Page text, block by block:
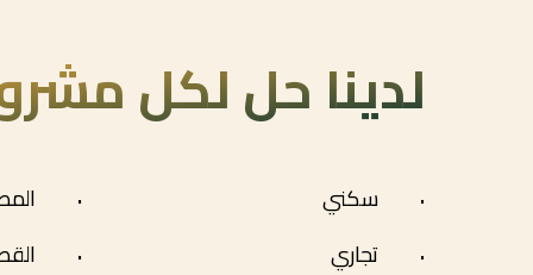
لدينا حل لكل
سكني
تجاري